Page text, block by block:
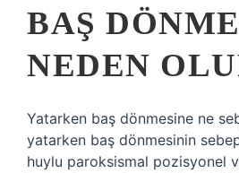
BAŞ
NEDEN
Yatarken baş dönmesine ne
yatarken baş dönmesinin
huylu paroksismal pozisyonel